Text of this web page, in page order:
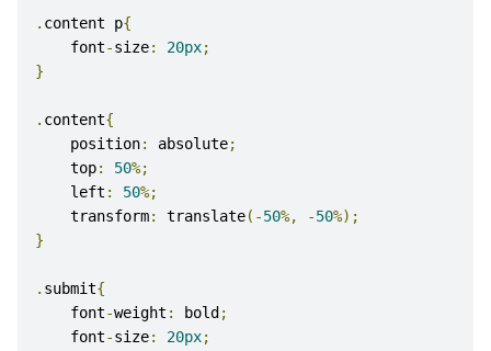
. content p{
    font
-size: 20px;
}
. content{
    position
: absolute;
    top
: 50%;
    left
: 50%;
    transform
: translate(-50%, -50%);
}
. submit{
    font
-weight : bold ;
    font
-size: 20px;